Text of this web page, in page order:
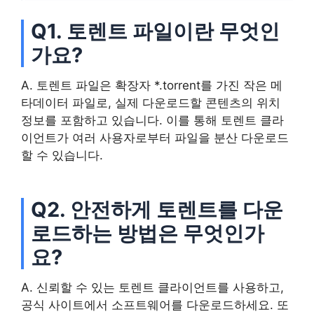
Q1. 토렌트 파일이란 무엇인
가요?
A. 토렌트 파일은 확장자 *.torrent를 가진 작은 메
타데이터 파일로, 실제 다운로드할 콘텐츠의 위치
정보를 포함하고 있습니다. 이를 통해 토렌트 클라
이언트가 여러 사용자로부터 파일을 분산 다운로드
할 수 있습니다.
Q2. 안전하게 토렌트를 다운
로드하는 방법은 무엇인가
요?
A. 신뢰할 수 있는 토렌트 클라이언트를 사용하고,
공식 사이트에서 소프트웨어를 다운로드하세요. 또